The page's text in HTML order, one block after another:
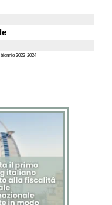
2023-2024